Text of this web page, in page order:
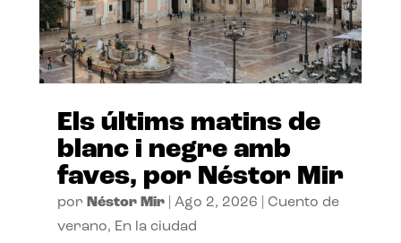
Els últims matins de
blanc i negre amb
faves, por Néstor Mir
por Néstor Mir| Ago 2, 2026
Cuento de
verano, En la ciudad